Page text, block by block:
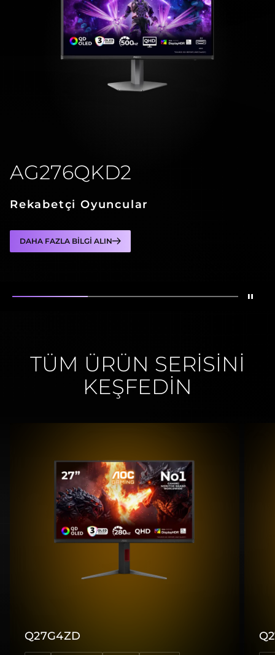
AG276QKD2
Rekabetçi Oyuncular
DAHA FAZLA BILGI ALIN
Stop
TÜM ÜRÜN SERİSİNİ
KEŞFEDİN
Q27G4ZD